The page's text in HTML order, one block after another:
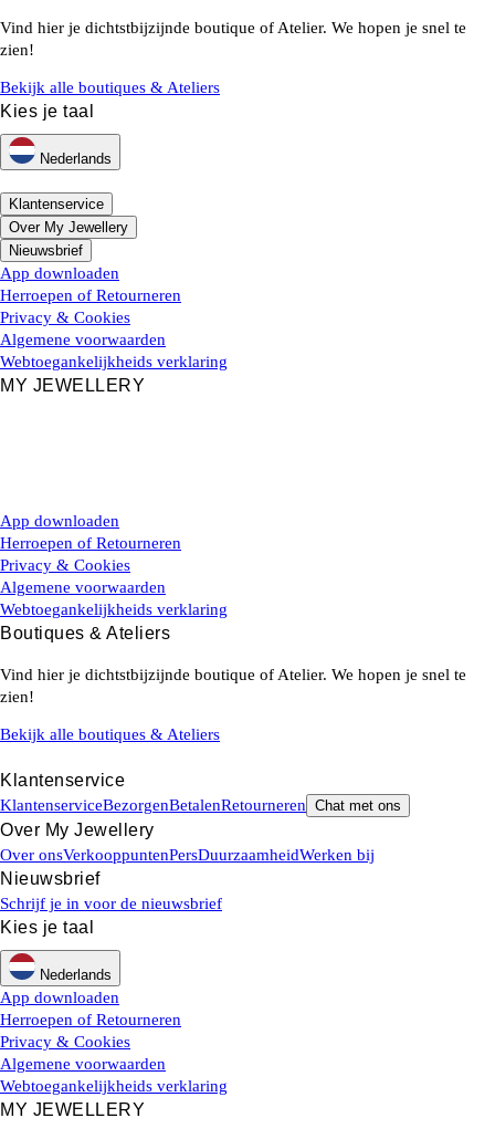
Vind hier je dichtstbijzijnde boutique of Atelier. We hopen je snel te
zien!
Bekijk alle boutiques & Ateliers
Kies je taal
Nederlands
Klantenservice
Over My Jewellery
Nieuwsbrief
App downloaden
Herroepen of Retourneren
Privacy & Cookies
Algemene voorwaarden
Webtoegankelijkheids verklaring
MY JEWELLERY
App downloaden
Herroepen of Retourneren
Privacy & Cookies
Algemene voorwaarden
Webtoegankelijkheids verklaring
Boutiques & Ateliers
Vind hier je dichtstbijzijnde boutique of Atelier. We hopen je snel te
zien!
Bekijk alle boutiques & Ateliers
Klantenservice
KlantenserviceBezorgenBetalenRetourneren Chat met ons
Over My Jewellery
Over onsVerkooppuntenPersDuurzaamheidWerken bij
Nieuwsbrief
Schrijf je in voor de nieuwsbrief
Kies je taal
Nederlands
App downloaden
Herroepen of Retourneren
Privacy & Cookies
Algemene voorwaarden
Webtoegankelijkheids verklaring
MY JEWELLERY